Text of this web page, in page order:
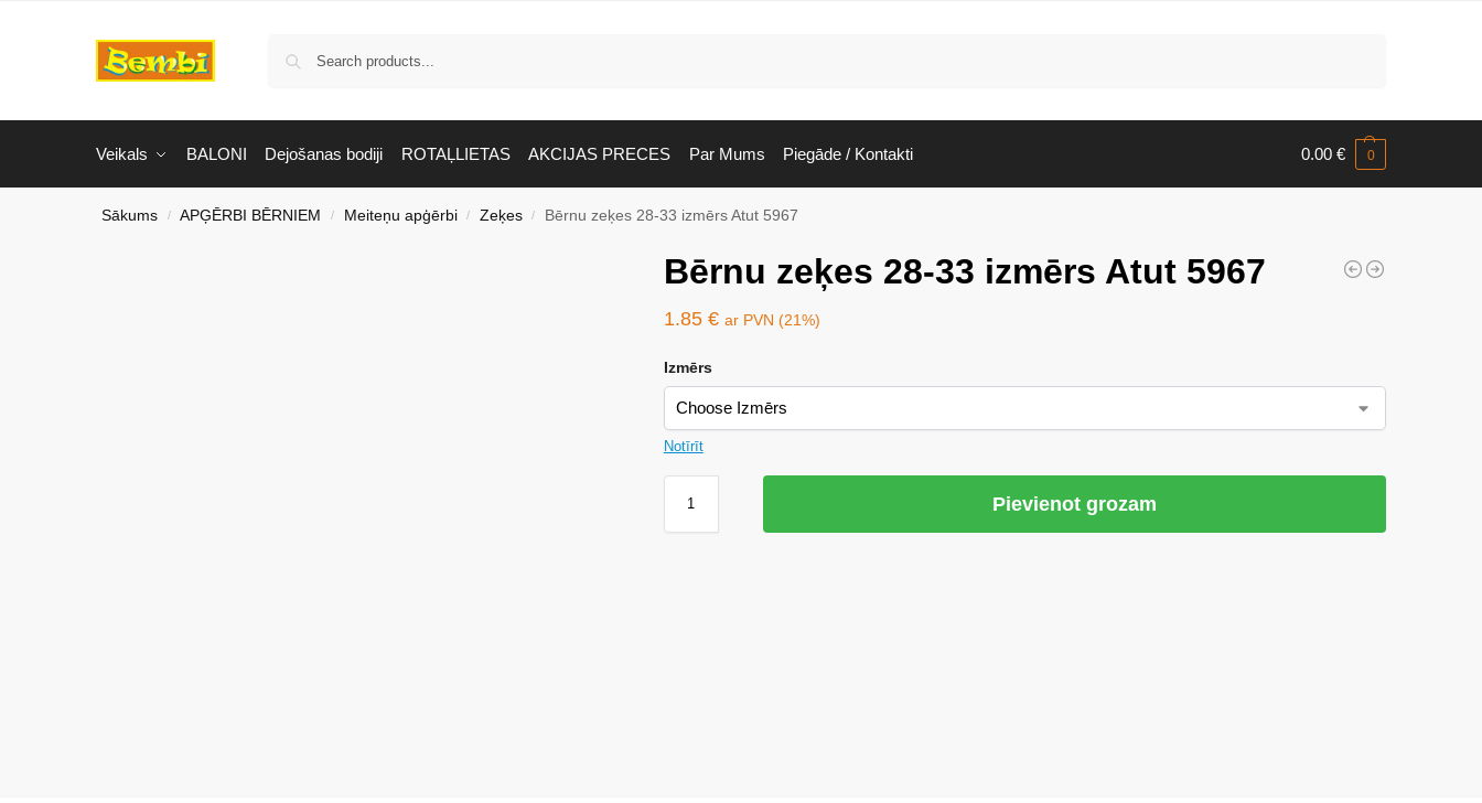
Veikals BALONI Dejošanas bodiji ROTAĻLIETAS AKCIJAS PRECES Par Mums Piegāde / Kontakti 0.00 € 0
Sākums / APĢĒRBI BĒRNIEM / Meiteņu apģērbi / Zeķes / Bērnu zeķes 28-33 izmērs Atut 5967
Bērnu zeķes 28-33 izmērs Atut 5967
1.85 € ar PVN (21%)
Izmērs
Notīrīt
Pievienot grozam